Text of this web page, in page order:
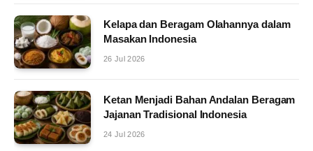
Kelapa dan Beragam Olahannya dalam
Masakan Indonesia
26 Jul 2026
Ketan Menjadi Bahan Andalan Beragam
Jajanan Tradisional Indonesia
24 Jul 2026